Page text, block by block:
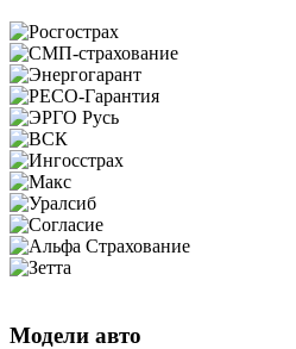
Модели авто